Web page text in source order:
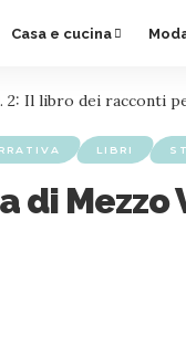
Casa e cucina
Il libro dei racconti
LIBRI
di